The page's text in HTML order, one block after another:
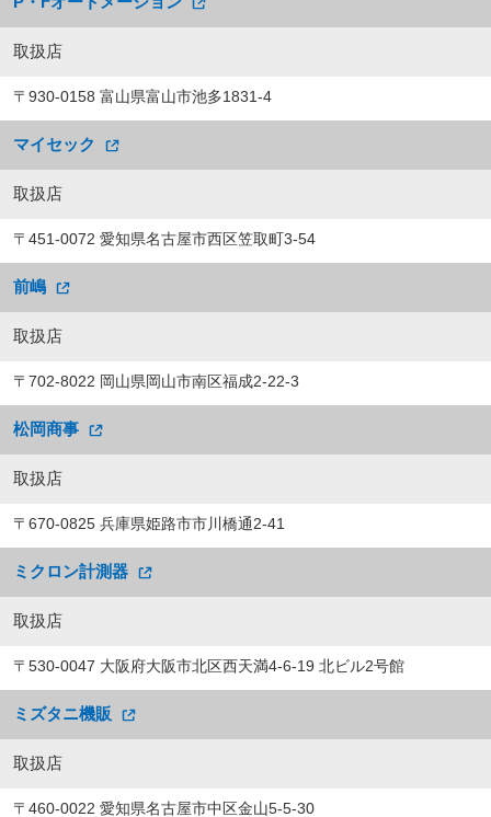
取扱店
〒930-0158 富山県富山市池多1831-4
マイセック
取扱店
〒451-0072 愛知県名古屋市西区笠取町3-54
前嶋
取扱店
〒702-8022 岡山県岡山市南区福成2-22-3
松岡商事
取扱店
〒670-0825 兵庫県姫路市市川橋通2-41
ミクロン計測器
取扱店
〒530-0047 大阪府大阪市北区西天満4-6-19 北ビル2号館
ミズタニ機販
取扱店
〒460-0022 愛知県名古屋市中区金山5-5-30